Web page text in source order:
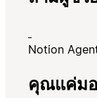
Notion
คุณแค่มอ